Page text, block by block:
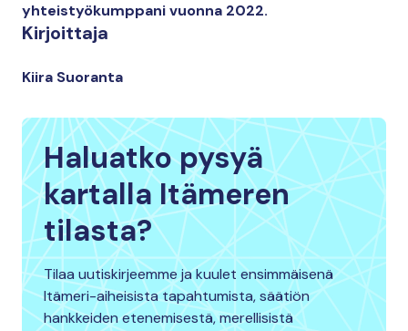
Kirjoittaja
Kiira Suoranta
yhteistyökumppani vuonna 2022.
Haluatko pysyä
kartalla Itämeren
tilasta?
Tilaa uutiskirjeemme ja kuulet ensimmäisenä
Itämeri-aiheisista tapahtumista, säätiön
hankkeiden etenemisestä, merellisistä